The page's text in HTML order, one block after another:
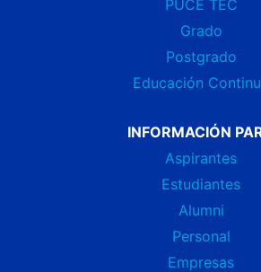
PUCE TEC
Grado
Postgrado
Educación
INFORMACIÓN
Aspirantes
Estudiantes
Alumni
Personal
Empresas